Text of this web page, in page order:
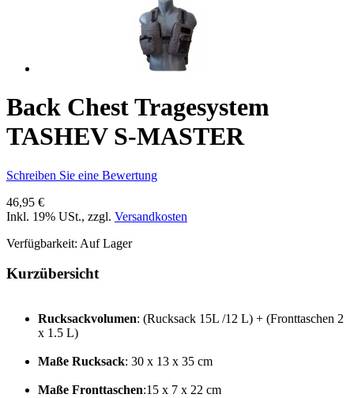
Back Chest Tragesystem
TASHEV S-MASTER
Schreiben Sie eine Bewertung
46,95 €
Inkl. 19% USt., zzgl. Versandkosten
Verfügbarkeit: Auf Lager
Kurzübersicht
Rucksackvolumen: (Rucksack 15L /12 L) + (Fronttaschen 2
x 1.5 L)
Maße Rucksack: 30 x 13 x 35 cm
Maße Fronttaschen:15 x 7 x 22 cm